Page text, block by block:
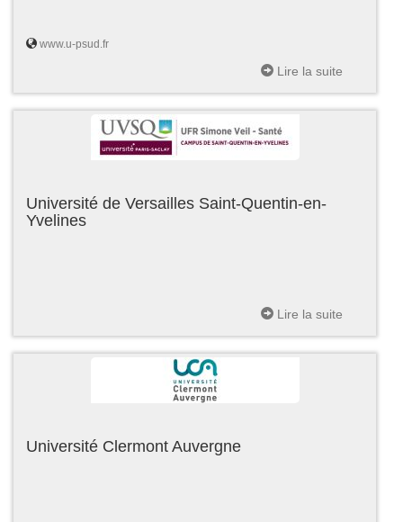
www.u-psud.fr
Lire la suite
Université de Versailles Saint-Quentin-en-
Yvelines
Lire la suite
Université Clermont Auvergne